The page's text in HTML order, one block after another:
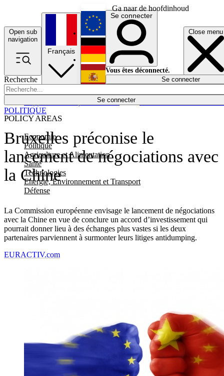
Ga naar de hoofdinhoud
Open sub
navigation
Close menu
Recherche
Se connecter
POLICY AREAS
Economie
Politique
Agriculture et Alimentation
Santé
Technologies
Energie, Environnement et Transport
Défense
Économie
Français
English
Deutsch
Español
Se connecter
Vous êtes déconnecté.
Se connecter
Bruxelles préconise le
lancement de négociations avec
la Chine
La Commission européenne envisage le lancement de négociations
avec la Chine en vue de conclure un accord d’investissement qui
pourrait donner lieu à des échanges plus vastes si les deux
partenaires parviennent à surmonter leurs litiges antidumping.
POLITIQUE
EURACTIV.com